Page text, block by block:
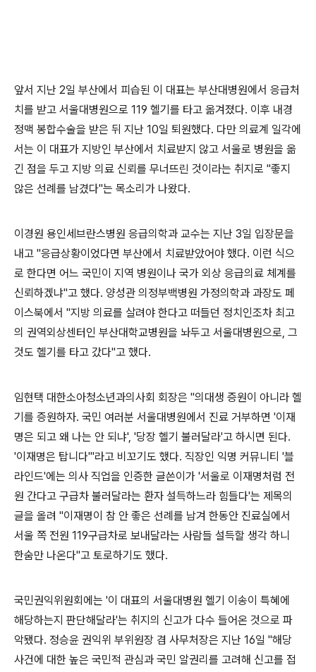
앞서 지난 2일 부산에서 피습된 이 대표는 부산대병원에서 응급처
치를 받고 서울대병원으로 119 헬기를 타고 옮겨졌다. 이후 내경
정맥 봉합수술을 받은 뒤 지난 10일 퇴원했다. 다만 의료계 일각에
서는 이 대표가 지방인 부산에서 치료받지 않고 서울로 병원을 옮
긴 점을 두고 지방 의료 신뢰를 무너뜨린 것이라는 취지로 "좋지
않은 선례를 남겼다"는 목소리가 나왔다.
이경원 용인세브란스병원 응급의학과 교수는 지난 3일 입장문을
내고 "응급상황이었다면 부산에서 치료받았어야 했다. 이런 식으
로 한다면 어느 국민이 지역 병원이나 국가 외상 응급의료 체계를
신뢰하겠냐"고 했다. 양성관 의정부백병원 가정의학과 과장도 페
이스북에서 "지방 의료를 살려야 한다고 떠들던 정치인조차 최고
의 권역외상센터인 부산대학교병원을 놔두고 서울대병원으로, 그
것도 헬기를 타고 갔다"고 했다.
임현택 대한소아청소년과의사회 회장은 "의대생 증원이 아니라 헬
기를 증원하자. 국민 여러분 서울대병원에서 진료 거부하면 '이재
명은 되고 왜 나는 안 되냐', '당장 헬기 불러달라'고 하시면 된다.
'이재명은 탑니다'"라고 비꼬기도 했다. 직장인 익명 커뮤니티 '블
라인드'에는 의사 직업을 인증한 글쓴이가 '서울로 이재명처럼 전
원 간다고 구급차 불러달라는 환자 설득하느라 힘들다'는 제목의
글을 올려 "이재명이 참 안 좋은 선례를 남겨 한동안 진료실에서
서울 쪽 전원 119구급차로 보내달라는 사람들 설득할 생각 하니
한숨만 나온다"고 토로하기도 했다.
국민권익위원회에는 '이 대표의 서울대병원 헬기 이송이 특혜에
해당하는지 판단해달라'는 취지의 신고가 다수 들어온 것으로 파
악됐다. 정승윤 권익위 부위원장 겸 사무처장은 지난 16일 "해당
사건에 대한 높은 국민적 관심과 국민 알권리를 고려해 신고를 접